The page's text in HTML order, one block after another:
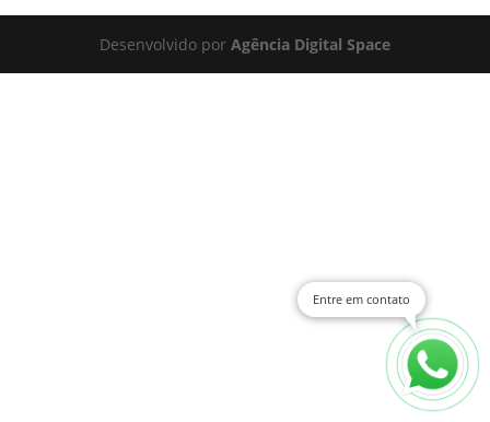
Desenvolvido por Agência Digital Space
Entre em contato